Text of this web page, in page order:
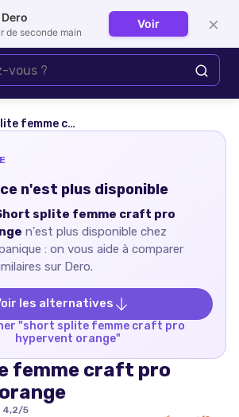
Se connecter
pro hypervent orange
n'est plus disponible
splite femme craft pro
n'est plus disponible chez
: on vous aide à comparer
sur Dero.
les alternatives
"short splite femme craft pro
hypervent orange"
femme craft pro
4,2/5
de seconde main
Voir ×